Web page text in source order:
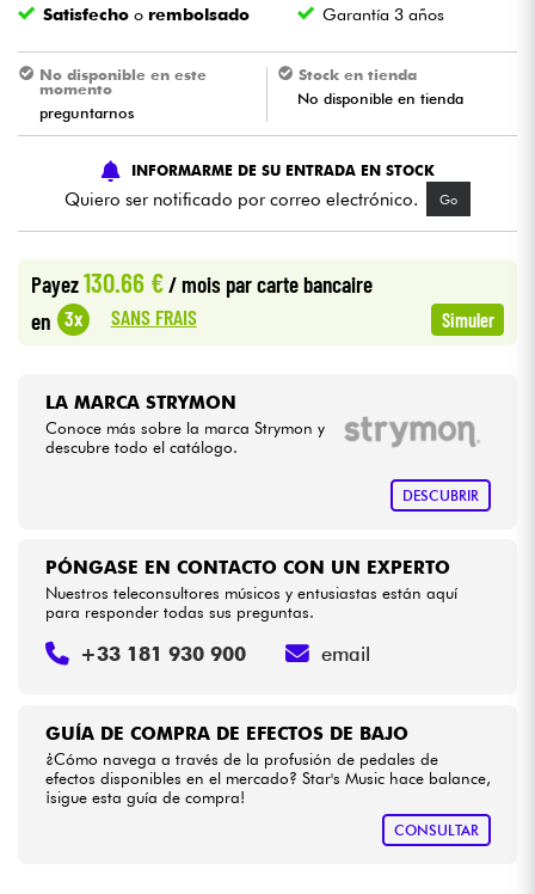
Niños
Cables & Acces.
HiFi
Bundle
Satisfecho o rembolsado Garantía 3 años
No disponible en este
momento
preguntarnos
Stock en tienda
No disponible en tienda
INFORMARME DE SU ENTRADA EN STOCK
Quiero ser notificado por correo electrónico. Go
Payez130.66 € / mois par carte bancaire
en 3x SANS FRAIS Simuler
LA MARCA STRYMON
Conoce más sobre la marca Strymon y
descubre todo el catálogo.
DESCUBRIR
GUÍA DE COMPRA DE EFECTOS DE BAJO
¿Cómo navega a través de la profusión de pedales de
efectos disponibles en el mercado? Star's Music hace balance,
¡sigue esta guía de compra!
CONSULTAR
PÓNGASE EN CONTACTO CON UN EXPERTO
Nuestros teleconsultores músicos y entusiastas están aquí
para responder todas sus preguntas.
+33 181 930 900 email